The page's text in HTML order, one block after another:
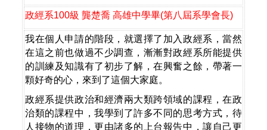
政經系100級 龔楚喬 高雄中學畢(第八屆系學會長)
我在個人申請的階段，就選擇了加入政經系，當然
在這之前也做過不少調查，漸漸對政經系所能提供
的訓練及知識有了初步了解，在興奮之餘，帶著一
顆好奇的心，來到了這個大家庭。
政經系提供政治和經濟兩大類跨領域的課程，在政
治類的課程中，我學到了許多不同的思考方式，待
人接物的道理，更由諸多的上台報告中，讓自己更